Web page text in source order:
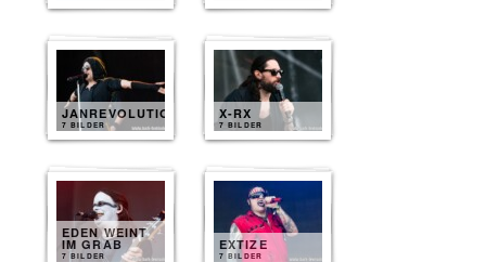
JANREVOLUTION
7 BILDER
X-RX
7 BILDER
EDEN WEINT
IM GRAB
7 BILDER
EXTIZE
7 BILDER